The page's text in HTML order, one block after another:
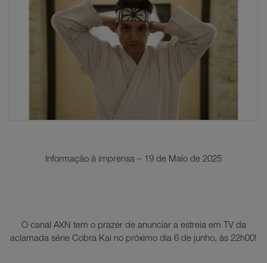
Informação à imprensa – 19 de Maio de 2025
O canal AXN tem o prazer de anunciar a estreia em TV da
aclamada série Cobra Kai no próximo dia 6 de junho, às 22h00!